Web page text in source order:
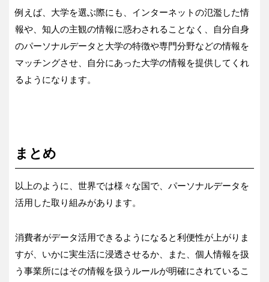
例えば、大学を選ぶ際にも、インターネットの氾濫した情
報や、知人の主観の情報に惑わされることなく、自分自身
のパーソナルデータと大学の特徴や専門分野などの情報を
マッチングさせ、自分にあった大学の情報を提供してくれ
るようになります。
まとめ
以上のように、世界では様々な国で、パーソナルデータを
活用した取り組みがあります。
消費者がデータ活用できるようになると利便性が上がりま
すが、いかに実生活に浸透させるか、また、個人情報を扱
う事業所にはその情報を扱うルールが明確にされているこ